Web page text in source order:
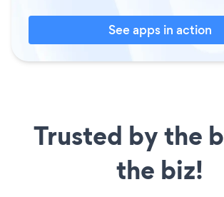
See apps in action
Trusted by the
the biz!